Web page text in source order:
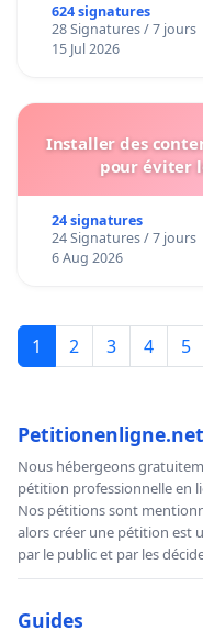
624 signatures
28 Signatures / 7 jours
15 Jul 2026
Installer des
pour éviter
24 signatures
24 Signatures / 7 jours
6 Aug 2026
1 2 3 4 5
Petitionenligne.net
Nous hébergeons
pétition professionnelle en
Nos pétitions sont
alors créer une pétition est
par le public et par les
Guides